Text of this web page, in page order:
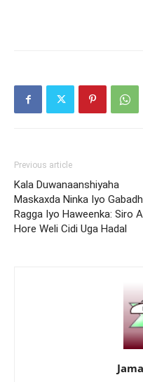
Previous article
Kala Duwanaanshiyaha
Maskaxda Ninka Iyo
Ragga Iyo Haweenka: Siro
Hore Weli Cidi Uga Hadal